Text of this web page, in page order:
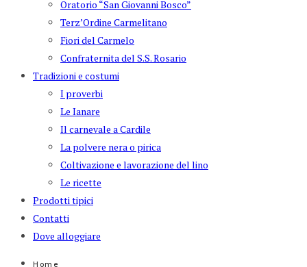
Oratorio “San Giovanni Bosco”
Terz’Ordine Carmelitano
Fiori del Carmelo
Confraternita del S.S. Rosario
Tradizioni e costumi
I proverbi
Le Ianare
Il carnevale a Cardile
La polvere nera o pirica
Coltivazione e lavorazione del lino
Le ricette
Prodotti tipici
Contatti
Dove alloggiare
Home